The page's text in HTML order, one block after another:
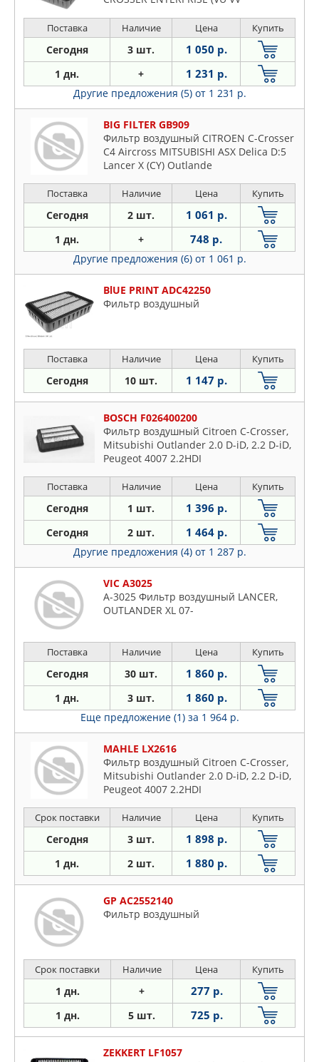
Поставка Наличие Цена Купить
Сегодня 3 шт. 1 050 р.
1 дн. + 1 231 р.
Другие предложения (5) от 1 231 р.
BIG FILTER GB909
Фильтр воздушный CITROEN C-Crosser
C4 Aircross MITSUBISHI ASX Delica D:5
Lancer X (CY) Outlande
Поставка Наличие Цена Купить
Сегодня 2 шт. 1 061 р.
1 дн. + 748 р.
Другие предложения (6) от 1 061 р.
BlUE PRINT ADC42250
Фильтр воздушный
Поставка Наличие Цена Купить
Сегодня 10 шт. 1 147 р.
BOSCH F026400200
Фильтр воздушный Citroen C-Crosser,
Mitsubishi Outlander 2.0 D-iD, 2.2 D-iD,
Peugeot 4007 2.2HDI
Поставка Наличие Цена Купить
Сегодня 1 шт. 1 396 р.
Сегодня 2 шт. 1 464 р.
Другие предложения (4) от 1 287 р.
VIC A3025
A-3025 Фильтр воздушный LANCER,
OUTLANDER XL 07-
Поставка Наличие Цена Купить
Сегодня 30 шт. 1 860 р.
1 дн. 3 шт. 1 860 р.
Еще предложение (1) за 1 964 р.
MAHLE LX2616
Фильтр воздушный Citroen C-Crosser,
Mitsubishi Outlander 2.0 D-iD, 2.2 D-iD,
Peugeot 4007 2.2HDI
Срок поставки Наличие Цена Купить
Сегодня 3 шт. 1 898 р.
1 дн. 2 шт. 1 880 р.
GP AC2552140
Фильтр воздушный
Срок поставки Наличие Цена Купить
1 дн. + 277 р.
1 дн. 5 шт. 725 р.
ZEKKERT LF1057